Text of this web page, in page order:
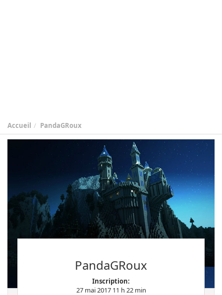
Accueil PandaGRoux
PandaGRoux
Inscription:
27 mai 2017 11 h 22 min